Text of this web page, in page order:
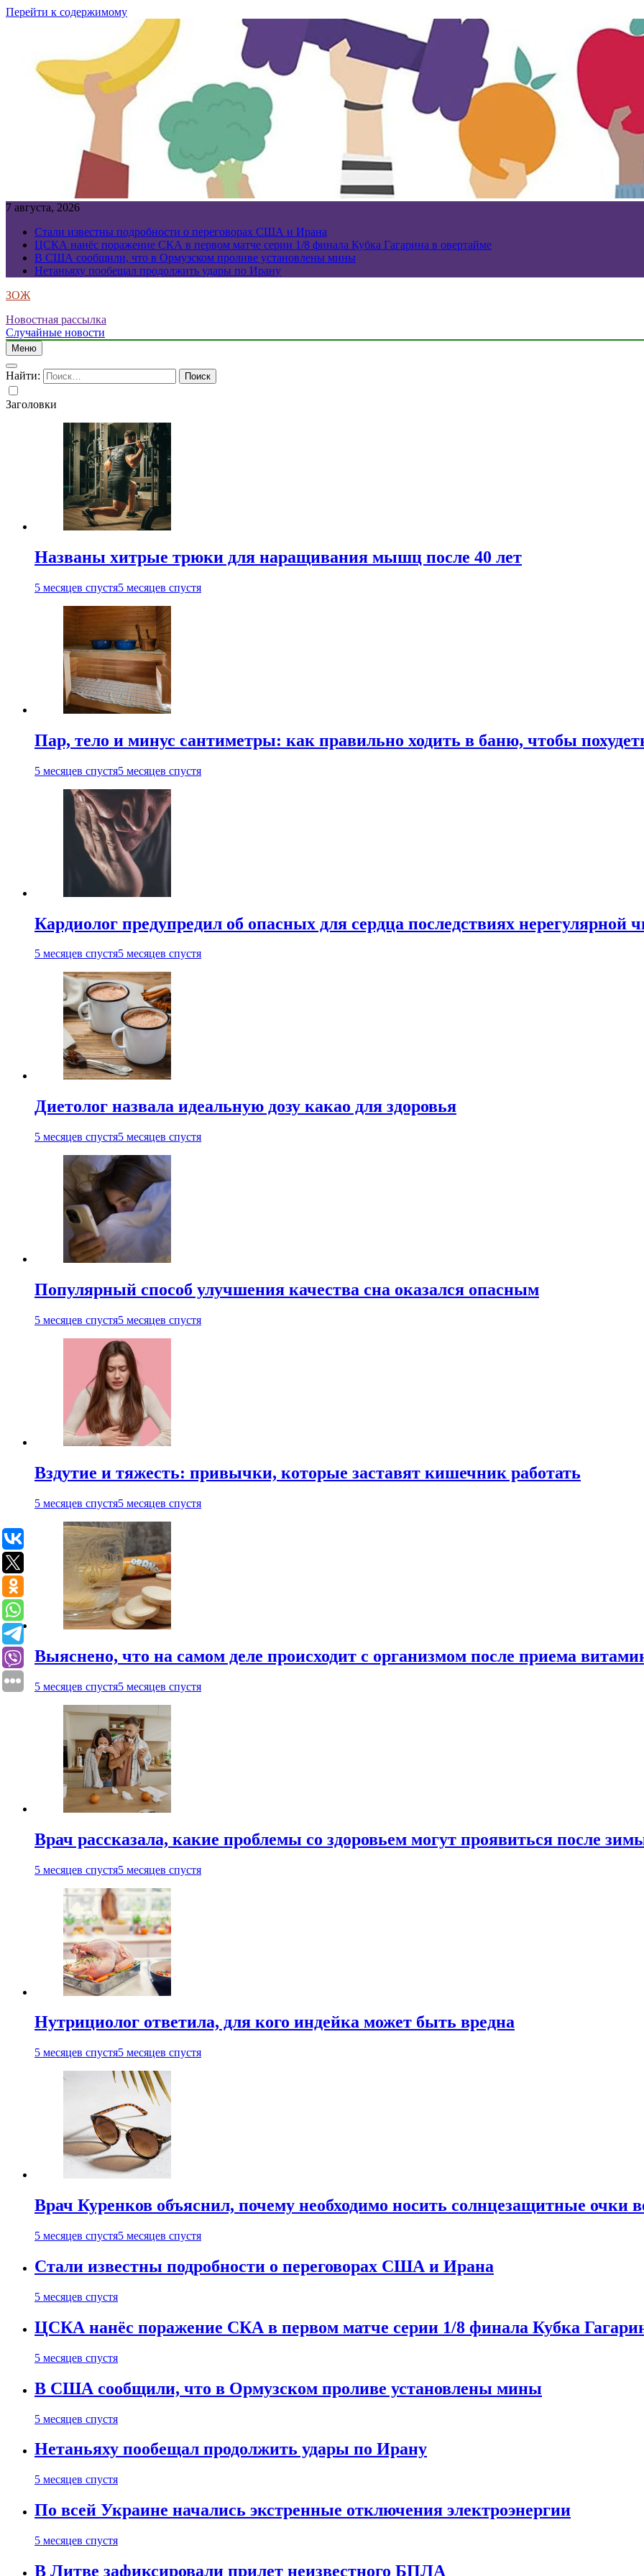
Перейти к содержимому
7 августа, 2026
Стали известны подробности о переговорах США и Ирана
ЦСКА нанёс поражение СКА в первом матче серии 1/8 финала Кубка Гагарина в овертайме
В США сообщили, что в Ормузском проливе установлены мины
Нетаньяху пообещал продолжить удары по Ирану
ЗОЖ
Новостная рассылка
Случайные новости
Меню
Найти:
Заголовки
Названы хитрые трюки для наращивания мышц после 40 лет
5 месяцев спустя5 месяцев спустя
Пар, тело и минус сантиметры: как правильно ходить в баню, чтобы
5 месяцев спустя5 месяцев спустя
Кардиолог предупредил об опасных для сердца последствиях нерегулярной
5 месяцев спустя5 месяцев спустя
Диетолог назвала идеальную дозу какао для здоровья
5 месяцев спустя5 месяцев спустя
Популярный способ улучшения качества сна оказался опасным
5 месяцев спустя5 месяцев спустя
Вздутие и тяжесть: привычки, которые заставят кишечник работать
5 месяцев спустя5 месяцев спустя
Выяснено, что на самом деле происходит с организмом после приема
5 месяцев спустя5 месяцев спустя
Врач рассказала, какие проблемы со здоровьем могут проявиться после
5 месяцев спустя5 месяцев спустя
Нутрициолог ответила, для кого индейка может быть вредна
5 месяцев спустя5 месяцев спустя
Врач Куренков объяснил, почему необходимо носить солнцезащитные очки
5 месяцев спустя5 месяцев спустя
Стали известны подробности о переговорах США и Ирана
5 месяцев спустя
ЦСКА нанёс поражение СКА в первом матче серии 1/8 финала Кубка
5 месяцев спустя
В США сообщили, что в Ормузском проливе установлены мины
5 месяцев спустя
Нетаньяху пообещал продолжить удары по Ирану
5 месяцев спустя
По всей Украине начались экстренные отключения электроэнергии
5 месяцев спустя
В Литве зафиксировали прилет неизвестного БПЛА